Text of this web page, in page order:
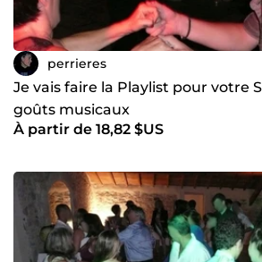
perrieres
Je vais faire la Playlist pour votre
goûts musicaux
À partir de 18,82 $US